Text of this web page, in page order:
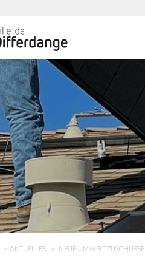
AKTUELLES NEUE UMWELTZUSCHÜSSE